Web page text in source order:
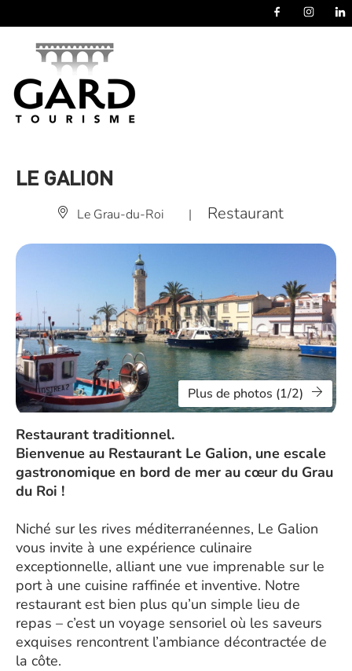
LE GALION
Le Grau-du-Roi | Restaurant
Plus de photos (1/2)
Restaurant traditionnel.
Bienvenue au Restaurant Le Galion, une escale
gastronomique en bord de mer au cœur du Grau
du Roi !
Niché sur les rives méditerranéennes, Le Galion
vous invite à une expérience culinaire
exceptionnelle, alliant une vue imprenable sur le
port à une cuisine raffinée et inventive. Notre
restaurant est bien plus qu’un simple lieu de
repas – c’est un voyage sensoriel où les saveurs
exquises rencontrent l’ambiance décontractée de
la côte.